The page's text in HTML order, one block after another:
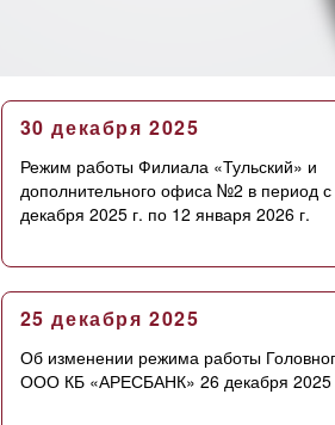
30 декабря 2025
Режим работы Филиала «Тульский» и
дополнительного офиса №2 в период с
декабря 2025 г. по 12 января 2026 г.
25 декабря 2025
Об изменении режима работы
ООО КБ «АРЕСБАНК» 26 декабря 2025